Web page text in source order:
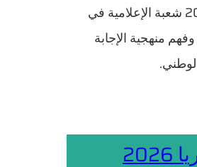
الرياضيات بكالوريا 2026 شعبة الإعلامية في
منهجية الإجابة
امتحان البكالوريا 2026